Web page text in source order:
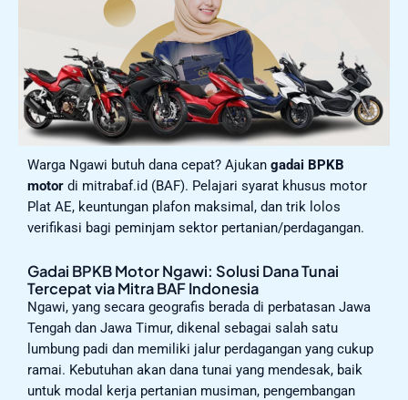
Warga Ngawi butuh dana cepat? Ajukan gadai BPKB
motor di mitrabaf.id (BAF). Pelajari syarat khusus motor
Plat AE, keuntungan plafon maksimal, dan trik lolos
verifikasi bagi peminjam sektor pertanian/perdagangan.
Gadai BPKB Motor Ngawi: Solusi Dana Tunai
Tercepat via Mitra BAF Indonesia
Ngawi, yang secara geografis berada di perbatasan Jawa
Tengah dan Jawa Timur, dikenal sebagai salah satu
lumbung padi dan memiliki jalur perdagangan yang cukup
ramai. Kebutuhan akan dana tunai yang mendesak, baik
untuk modal kerja pertanian musiman, pengembangan